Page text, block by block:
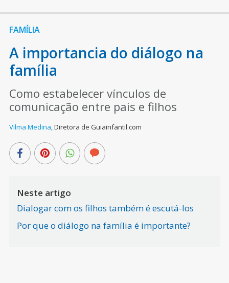
FAMÍLIA
A importancia do diálogo na
família
Como estabelecer vínculos de
comunicação entre pais e filhos
Vilma Medina,Diretora de Guiainfantil.com
Neste artigo
Dialogar com os filhos também é escutá-los
Por que o diálogo na família é importante?